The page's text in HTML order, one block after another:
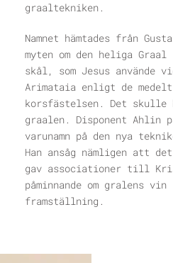
graaltekniken.
Namnet hämtades från
myten om den heliga
skål, som Jesus
Arimataia enligt de
korsfästelsen. Det
graalen. Disponent
varunamn på den nya
Han ansåg nämligen att
gav associationer till
påminnande om gralens
framställning.